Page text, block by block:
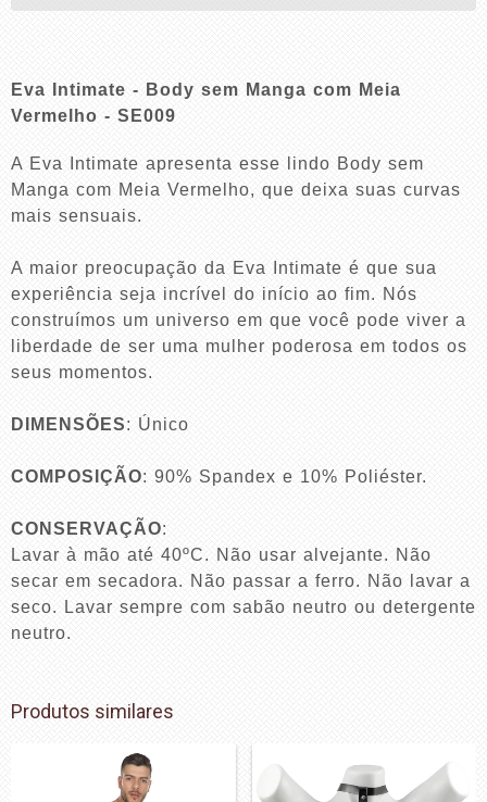
Eva Intimate - Body sem Manga com Meia
Vermelho - SE009
A Eva Intimate apresenta esse lindo Body sem
Manga com Meia Vermelho, que deixa suas curvas
mais sensuais.
A maior preocupação da Eva Intimate é que sua
experiência seja incrível do início ao fim. Nós
construímos um universo em que você pode viver a
liberdade de ser uma mulher poderosa em todos os
seus momentos.
DIMENSÕES: Único
COMPOSIÇÃO: 90% Spandex e 10% Poliéster.
CONSERVAÇÃO:
Lavar à mão até 40ºC. Não usar alvejante. Não
secar em secadora. Não passar a ferro. Não lavar a
seco. Lavar sempre com sabão neutro ou detergente
neutro.
Produtos similares